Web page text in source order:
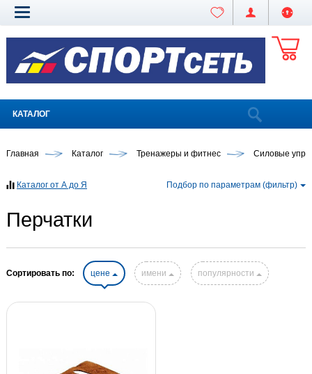
КАТАЛОГ
Главная Каталог Тренажеры и фитнес Силовые
Каталог от А до Я Подбор по параметрам (фильтр)
Перчатки
Сортировать по: цене имени популярности